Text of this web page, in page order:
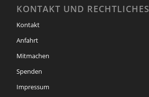
KONTAKT UND RECHTLICHES
Kontakt
Anfahrt
Mitmachen
Spenden
Impressum